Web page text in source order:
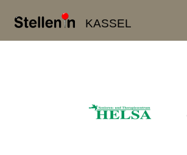
KASSEL